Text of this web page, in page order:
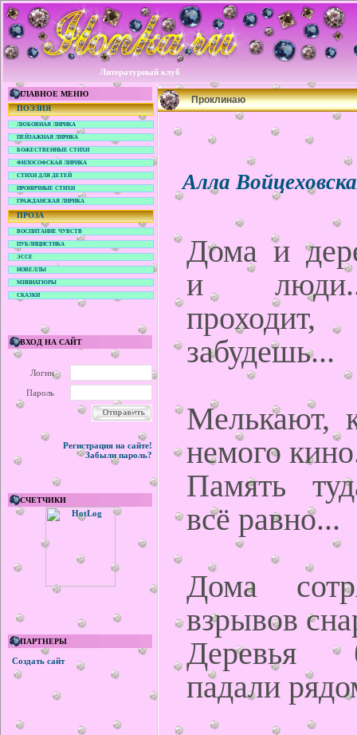
Литературный клуб
ГЛАВНОЕ МЕНЮ
ПОЭЗИЯ
ЛЮБОВНАЯ ЛИРИКА
ПЕЙЗАЖНАЯ ЛИРИКА
БОЖЕСТВЕННЫЕ СТИХИ
ФИЛОСОФСКАЯ ЛИРИКА
СТИХИ ДЛЯ ДЕТЕЙ
ИРОНИЧНЫЕ СТИХИ
ГРАЖДАНСКАЯ ЛИРИКА
ПРОЗА
ВОСПИТАНИЕ ЧУВСТВ
ПУБЛИЦИСТИКА
ЭССЕ
НОВЕЛЛЫ
МИНИАТЮРЫ
СКАЗКИ
ВХОД НА САЙТ
Логин
Пароль
Регистрация на сайте!
Забыли пароль?
СЧЕТЧИКИ
ПАРТНЕРЫ
Создать сайт
Проклинаю
Алла
Дома и
и
забудешь...
Мелькают,
немого
Память
всё равно...
Дома
взрывов
Деревья
падали